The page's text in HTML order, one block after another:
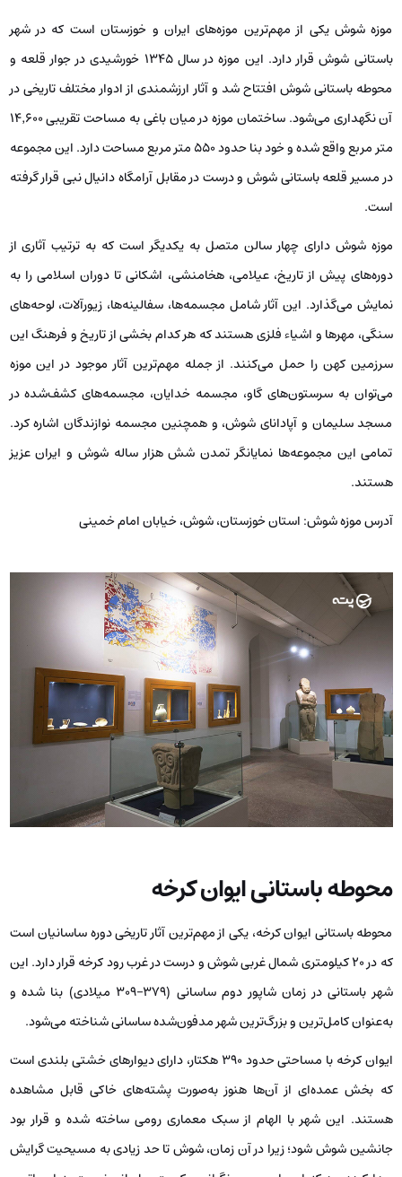
موزه شوش یکی از مهم‌ترین موزه‌های ایران و خوزستان است که در شهر
باستانی شوش قرار دارد. این موزه در سال ۱۳۴۵ خورشیدی در جوار قلعه و
محوطه باستانی شوش افتتاح شد و آثار ارزشمندی از ادوار مختلف تاریخی در
آن نگهداری می‌شود. ساختمان موزه در میان باغی به مساحت تقریبی ۱۴٬۶۰۰
متر مربع واقع شده و خود بنا حدود ۵۵۰ متر مربع مساحت دارد. این مجموعه
در مسیر قلعه باستانی شوش و درست در مقابل آرامگاه دانیال نبی قرار گرفته
است.
موزه شوش دارای چهار سالن متصل به یکدیگر است که به ترتیب آثاری از
دوره‌های پیش از تاریخ، عیلامی، هخامنشی، اشکانی تا دوران اسلامی را به
نمایش می‌گذارد. این آثار شامل مجسمه‌ها، سفالینه‌ها، زیورآلات، لوحه‌های
سنگی، مهرها و اشیاء فلزی هستند که هر کدام بخشی از تاریخ و فرهنگ این
سرزمین کهن را حمل می‌کنند. از جمله مهم‌ترین آثار موجود در این موزه
می‌توان به سرستون‌های گاو، مجسمه خدایان، مجسمه‌های کشف‌شده در
مسجد سلیمان و آپادانای شوش، و همچنین مجسمه نوازندگان اشاره کرد.
تمامی این مجموعه‌ها نمایانگر تمدن شش هزار ساله شوش و ایران عزیز
هستند.
آدرس موزه شوش: استان خوزستان، شوش، خیابان امام خمینی
محوطه باستانی ایوان کرخه
محوطه باستانی ایوان کرخه، یکی از مهم‌ترین آثار تاریخی دوره ساسانیان است
که در ۲۰ کیلومتری شمال غربی شوش و درست در غرب رود کرخه قرار دارد. این
شهر باستانی در زمان شاپور دوم ساسانی (۳۷۹–۳۰۹ میلادی) بنا شده و
به‌عنوان کامل‌ترین و بزرگ‌ترین شهر مدفون‌شده ساسانی شناخته می‌شود.
ایوان کرخه با مساحتی حدود ۳۹۰ هکتار، دارای دیوارهای خشتی بلندی است
که بخش عمده‌ای از آن‌ها هنوز به‌صورت پشته‌های خاکی قابل مشاهده
هستند. این شهر با الهام از سبک معماری رومی ساخته شده و قرار بود
جانشین شوش شود؛ زیرا در آن زمان، شوش تا حد زیادی به مسیحیت گرایش